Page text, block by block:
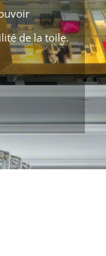
de la toile.